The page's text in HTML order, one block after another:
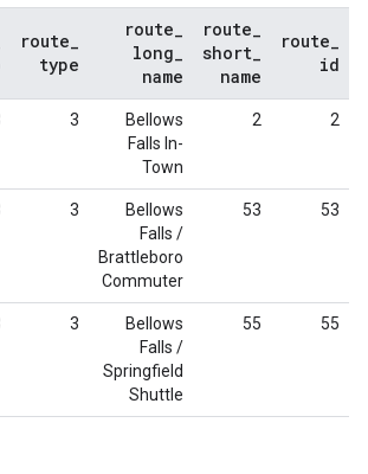
route
id
route
short
name
route
long
name
route
type
2
2
Bellows
Falls In-
Town
3
53
53
Bellows
Falls /
Brattleboro
Commuter
3
55
55
Bellows
Falls /
Springfield
Shuttle
3